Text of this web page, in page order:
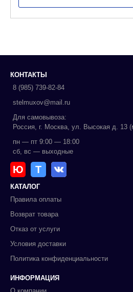
КОНТАКТЫ
8 (985) 739-82-84
stelmuxov@mail.ru
Для самовывоза:
Россия, г. Москва, ул. Высокая д. 13
пн — пт 9:00 — 18:00
сб, вс — выходные
Ю Т
КАТАЛОГ
Правила оплаты
Возврат товара
Отказ от услуги
Условия доставки
Политика конфиденциальности
ИНФОРМАЦИЯ